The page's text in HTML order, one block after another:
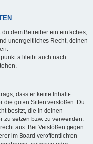
du dem Betreiber ein einfaches,
unentgeltliches Recht, deinen
a bleibt auch nach
dass er keine Inhalte
die guten Sitten verstoßen. Du
besitzt, die in deinen
setzen bzw. zu verwenden.
aus. Bei Verstößen gegen
im Board veröffentlichten